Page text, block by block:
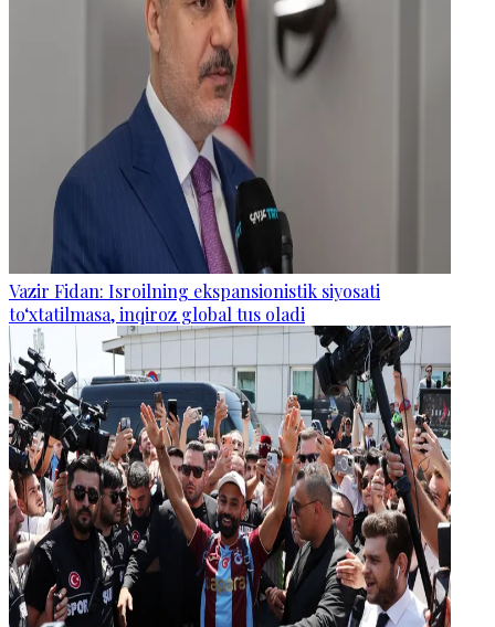
Vazir Fidan: Isroilning ekspansionistik siyosati
to‘xtatilmasa, inqiroz global tus oladi